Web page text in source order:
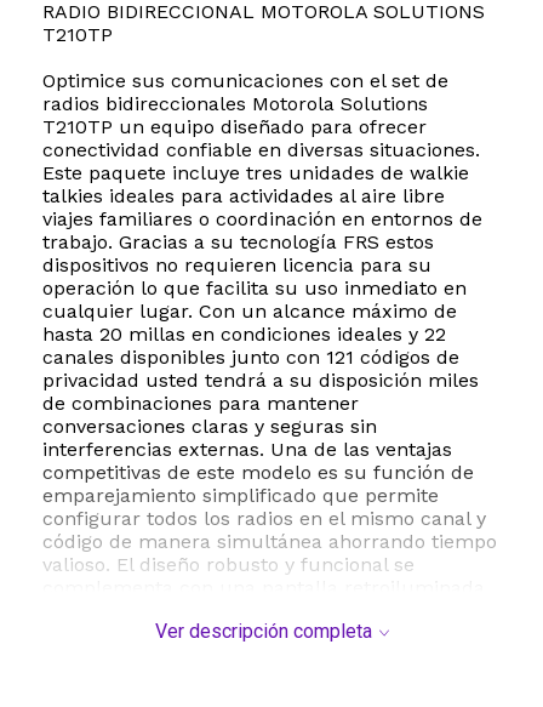
RADIO BIDIRECCIONAL MOTOROLA SOLUTIONS
T210TP
Optimice sus comunicaciones con el set de
radios bidireccionales Motorola Solutions
T210TP un equipo diseñado para ofrecer
conectividad confiable en diversas situaciones.
Este paquete incluye tres unidades de walkie
talkies ideales para actividades al aire libre
viajes familiares o coordinación en entornos de
trabajo. Gracias a su tecnología FRS estos
dispositivos no requieren licencia para su
operación lo que facilita su uso inmediato en
cualquier lugar. Con un alcance máximo de
hasta 20 millas en condiciones ideales y 22
canales disponibles junto con 121 códigos de
privacidad usted tendrá a su disposición miles
de combinaciones para mantener
conversaciones claras y seguras sin
interferencias externas. Una de las ventajas
competitivas de este modelo es su función de
emparejamiento simplificado que permite
configurar todos los radios en el mismo canal y
código de manera simultánea ahorrando tiempo
valioso. El diseño robusto y funcional se
luz y la inclusión de alertas meteorológicas
Ver descripción completa